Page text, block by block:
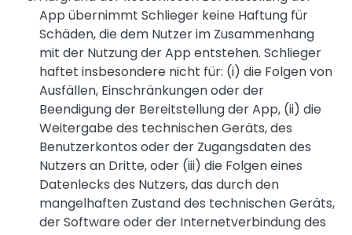
App übernimmt Schlieger keine Haftung für
Schäden, die dem Nutzer im Zusammenhang
mit der Nutzung der App entstehen. Schlieger
haftet insbesondere nicht für: (i) die Folgen von
Ausfällen, Einschränkungen oder der
Beendigung der Bereitstellung der App, (ii) die
Weitergabe des technischen Geräts, des
Benutzerkontos oder der Zugangsdaten des
Nutzers an Dritte, oder (iii) die Folgen eines
Datenlecks des Nutzers, das durch den
mangelhaften Zustand des technischen Geräts,
der Software oder der Internetverbindung des